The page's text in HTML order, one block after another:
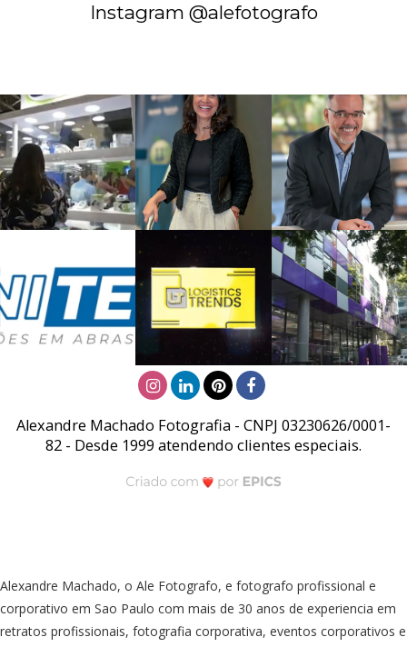
Instagram @alefotografo
Alexandre Machado Fotografia - CNPJ 03230626/0001-
82 - Desde 1999 atendendo clientes especiais.
Alexandre Machado, o Ale Fotografo, e fotografo profissional e
corporativo em Sao Paulo com mais de 30 anos de experiencia em
retratos profissionais, fotografia corporativa, eventos corporativos e